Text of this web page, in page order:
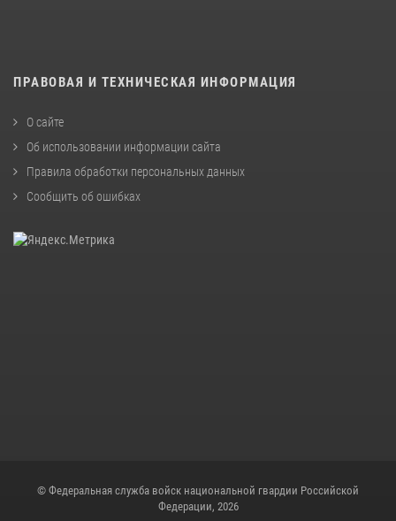
ПРАВОВАЯ И ТЕХНИЧЕСКАЯ ИНФОРМАЦИЯ
О сайте
Об использовании информации сайта
Правила обработки персональных данных
Сообщить об ошибках
© Федеральная служба войск национальной гвардии Российской
Федерации, 2026